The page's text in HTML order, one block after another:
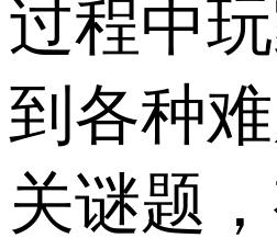
过程中
到各种
关谜题